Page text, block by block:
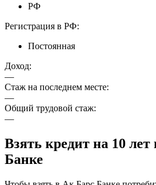
РФ
Регистрация в РФ:
Постоянная
Доход:
—
Стаж на последнем месте:
—
Общий трудовой стаж:
—
Взять кредит на 10
Банке